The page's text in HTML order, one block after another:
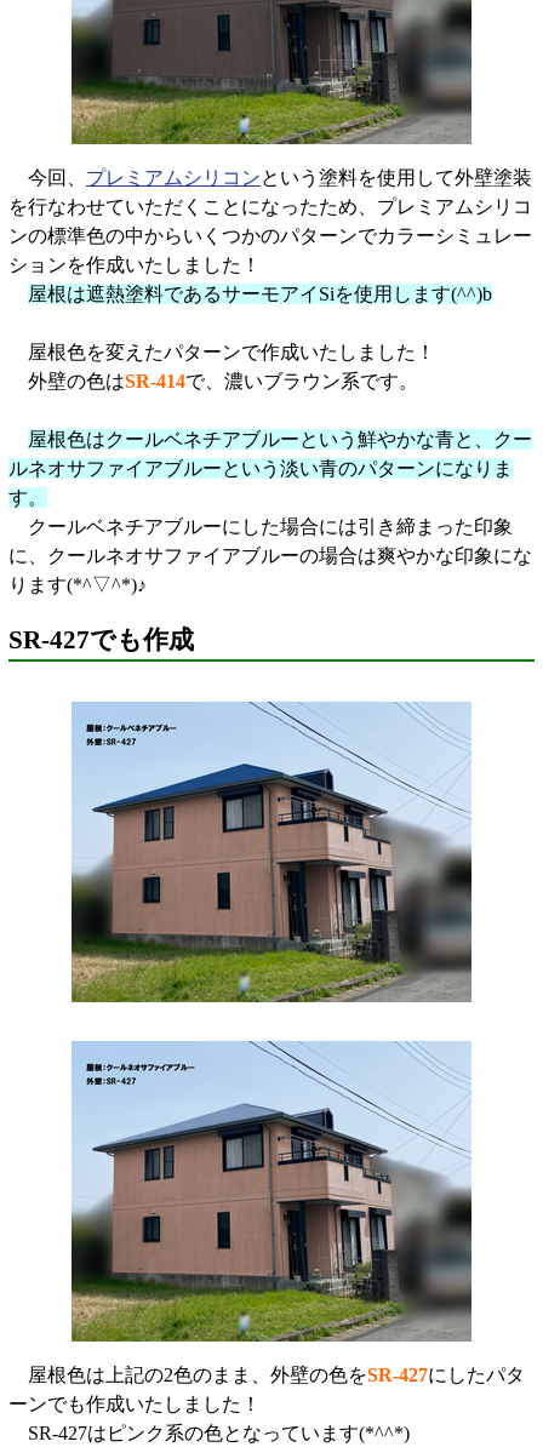
今回、 プレミアムシリコンという塗料を使用して外壁塗装
を行なわせていただくことになったため、プレミアムシリコ
ンの標準色の中からいくつかのパターンでカラーシミュレー
ションを作成いたしました！
屋根は遮熱塗料であるサーモアイSiを使用します(^^)b
屋根色を変えたパターンで作成いたしました！
外壁の色はSR-414で、濃いブラウン系です。
屋根色はクールベネチアブルーという鮮やかな青と、クー
ルネオサファイアブルーという淡い青のパターンになりま
す。
クールベネチアブルーにした場合には引き締まった印象
に、クールネオサファイアブルーの場合は爽やかな印象にな
ります(*^▽^*)♪
SR-427でも作成
屋根色は上記の2色のまま、外壁の色をSR-427にしたパタ
ーンでも作成いたしました！
SR-427はピンク系の色となっています(*^^*)